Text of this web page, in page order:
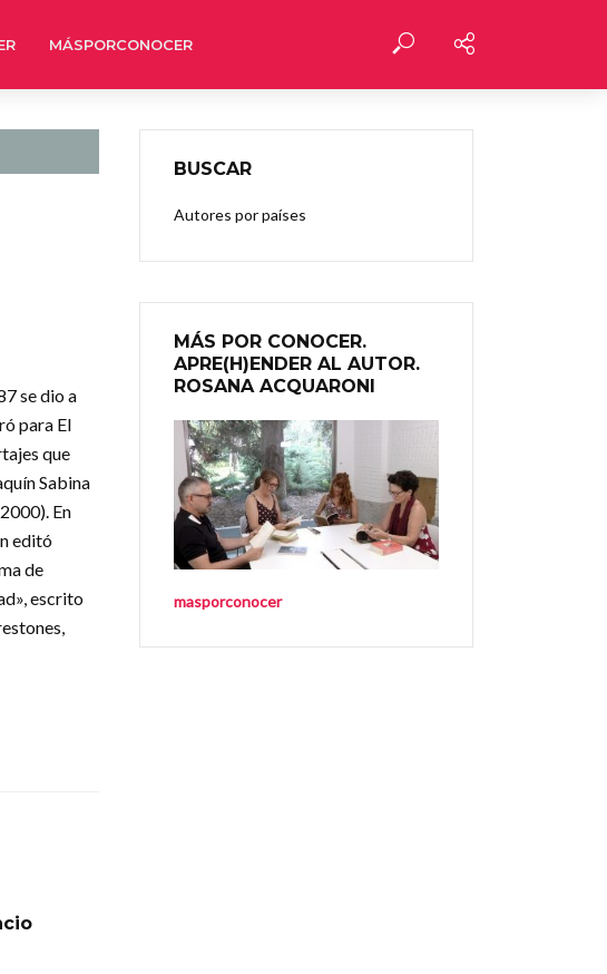
MÁSPORCONOCER
se dio a
para El
que
Sabina
En
editó
de
escrito
BUSCAR
Autores por países
MÁS POR CONOCER.
APRE(H)ENDER AL AUTOR.
ROSANA ACQUARONI
masporconocer